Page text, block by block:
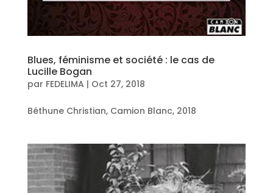
Blues, féminisme et société : le cas de
Lucille Bogan
par FEDELIMA | Oct 27, 2018
Béthune Christian, Camion Blanc, 2018